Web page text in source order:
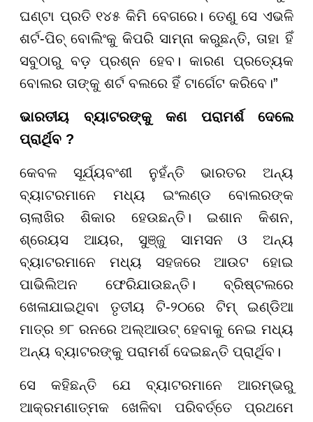
ଘଣ୍ଟା ପ୍ରତି ୧୪୫ କିମି ବେଗରେ। ତେଣୁ ସେ ଏଭଳି
ଶର୍ଟ-ପିଚ୍ ବୋଲିଂକୁ କିପରି ସାମ୍ନା କରୁଛନ୍ତି, ତାହା ହିଁ
ସବୁଠାରୁ ବଡ଼ ପ୍ରଶ୍ନ ହେବ। କାରଣ ପ୍ରତ୍ୟେକ
ବୋଲର ତାଙ୍କୁ ଶର୍ଟ ବଲରେ ହିଁ ଟାର୍ଗେଟ କରିବେ।”
ଭାରତୀୟ ବ୍ୟାଟରଙ୍କୁ କଣ ପରାମର୍ଶ ଦେଲେ
ପ୍ରାର୍ଥିବ ?
କେବଳ ସୂର୍ଯ୍ୟବଂଶୀ ନୁହଁନ୍ତି ଭାରତର ଅନ୍ୟ
ବ୍ୟାଟରମାନେ ମଧ୍ୟ ଇଂଲଣ୍ଡ ବୋଲରଙ୍କ
ଚାଲାଖିର ଶିକାର ହେଉଛନ୍ତି। ଇଶାନ କିଶନ,
ଶ୍ରେୟସ ଆୟର, ସୁଞ୍ଜୁ ସାମସନ ଓ ଅନ୍ୟ
ବ୍ୟାଟରମାନେ ମଧ୍ୟ ସହଜରେ ଆଉଟ ହୋଇ
ପାଭିଲିଅନ ଫେରିଯାଉଛନ୍ତି। ବ୍ରିଷ୍ଟଲରେ
ଖେଳାଯାଇଥିବା ତୃତୀୟ ଟି-୨୦ରେ ଟିମ୍ ଇଣ୍ଡିଆ
ମାତ୍ର ୭୮ ରନରେ ଅଲ୍ଆଉଟ୍ ହେବାକୁ ନେଇ ମଧ୍ୟ
ଅନ୍ୟ ବ୍ୟାଟରଙ୍କୁ ପରାମର୍ଶ ଦେଇଛନ୍ତି ପ୍ରାର୍ଥିବ।
ସେ କହିଛନ୍ତି ଯେ ବ୍ୟାଟରମାନେ ଆରମ୍ଭରୁ
ଆକ୍ରମଣାତ୍ମକ ଖେଳିବା ପରିବର୍ତ୍ତେ ପ୍ରଥମେ